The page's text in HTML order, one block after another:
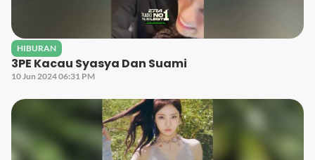
HIBURAN
3PE Kacau Syasya Dan Suami
10 Jun 2024 06:31 PM